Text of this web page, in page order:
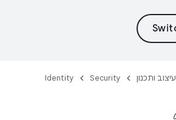
עיצוב ותכנון Security
Identity